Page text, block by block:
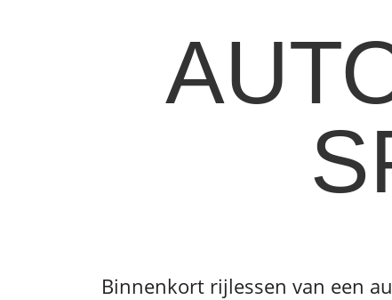
Binnenkort rijlessen van een